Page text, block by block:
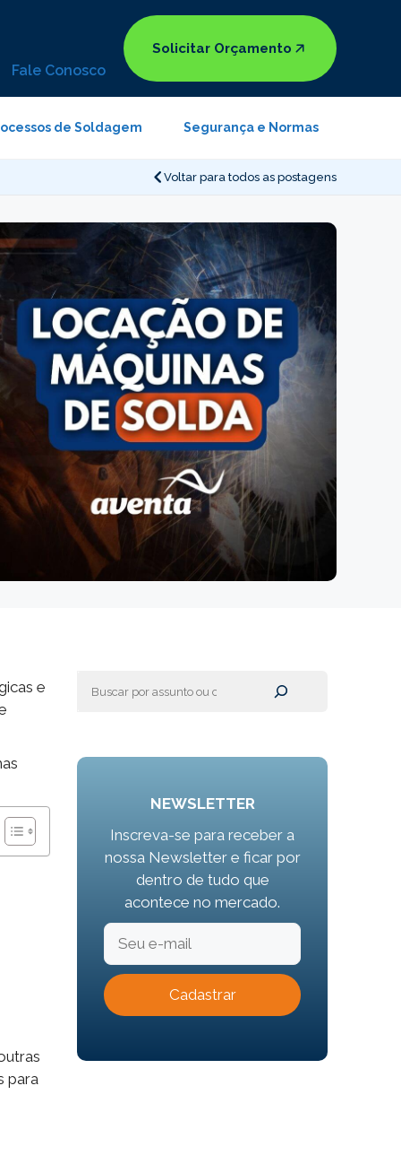
Fale Conosco
Solicitar Orçamento
de Soldagem Segurança e Normas
Voltar para todos as postagens
e
para
NEWSLETTER
Inscreva-se para receber a
nossa Newsletter e ficar por
dentro de tudo que
acontece no mercado.